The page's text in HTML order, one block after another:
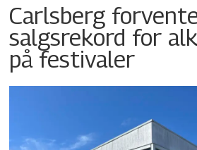
Carlsberg
salgsrekord for
på festivaler